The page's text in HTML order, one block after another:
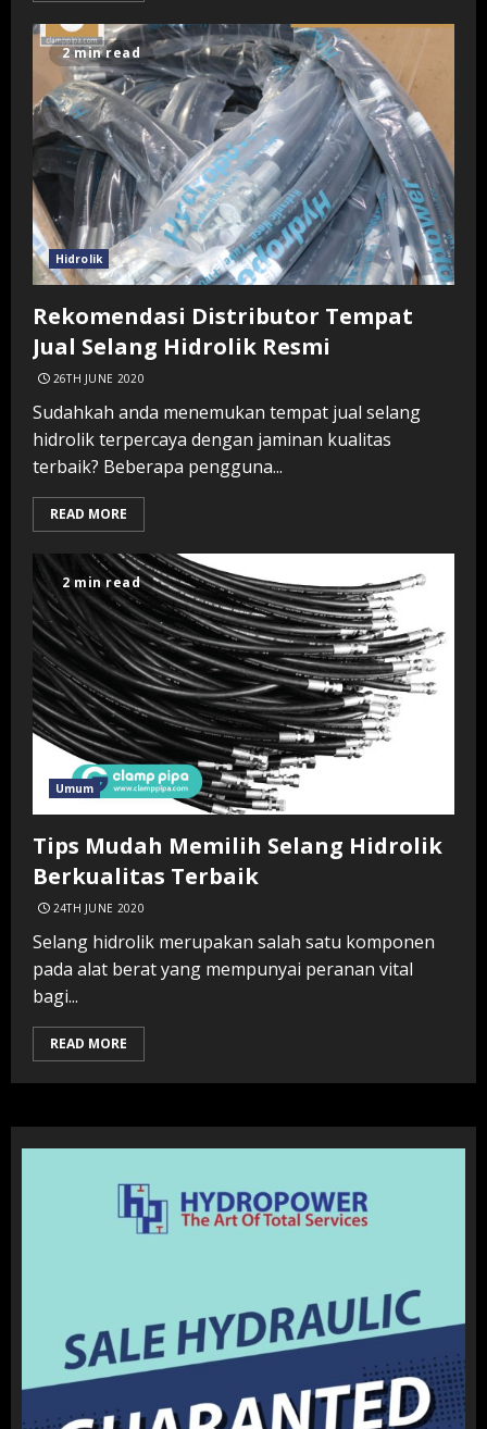
2 min read
Hidrolik
Rekomendasi Distributor Tempat
Jual Selang Hidrolik Resmi
26TH JUNE 2020
Sudahkah anda menemukan tempat jual selang
hidrolik terpercaya dengan jaminan kualitas
terbaik? Beberapa pengguna...
READ MORE
2 min read
Umum
Tips Mudah Memilih Selang Hidrolik
Berkualitas Terbaik
24TH JUNE 2020
Selang hidrolik merupakan salah satu komponen
pada alat berat yang mempunyai peranan vital
bagi...
READ MORE